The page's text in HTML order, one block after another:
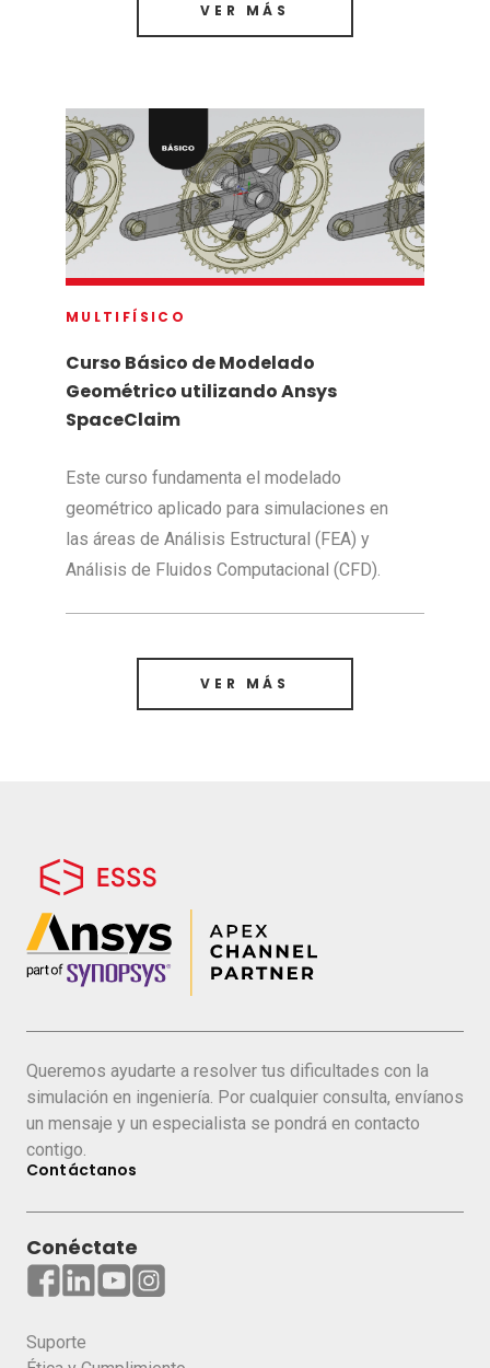
VER MÁS
MULTIFÍSICO
Curso Básico de Modelado
Geométrico utilizando Ansys
SpaceClaim
Este curso fundamenta el modelado
geométrico aplicado para simulaciones en
las áreas de Análisis Estructural (FEA) y
Análisis de Fluidos Computacional (CFD).
VER MÁS
Queremos ayudarte a resolver tus dificultades con la
simulación en ingeniería. Por cualquier consulta, envíanos
un mensaje y un especialista se pondrá en contacto
contigo.
Contáctanos
Conéctate
Suporte